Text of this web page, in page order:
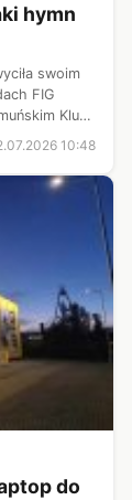
hymn
swoim
FIG
Kluż-
10:48
do